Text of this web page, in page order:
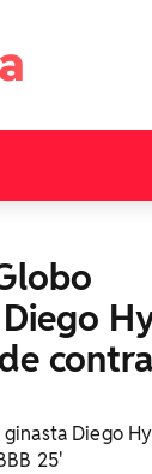
contra
Diego
25'